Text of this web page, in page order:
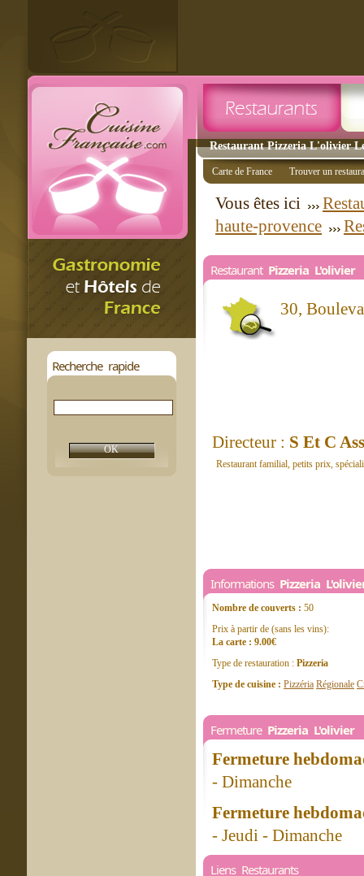
Restaurant Pizzeria L'olivier
Recherche rapide
Carte de France Trouver un
Vous êtes ici
haute-provence
Restaurant Pizzeria L'olivier
30,
Directeur : S Et C
Restaurant familial, petits prix,
Informations Pizzeria
Nombre de couverts : 50
Prix à partir de (sans les vins):
La carte : 9.00€
Type de restauration : Pizzeria
Type de cuisine : Pizzéria Régionale
Fermeture Pizzeria L'olivier
Fermeture
- Dimanche
Fermeture
- Jeudi - Dimanche
Liens Restaurants